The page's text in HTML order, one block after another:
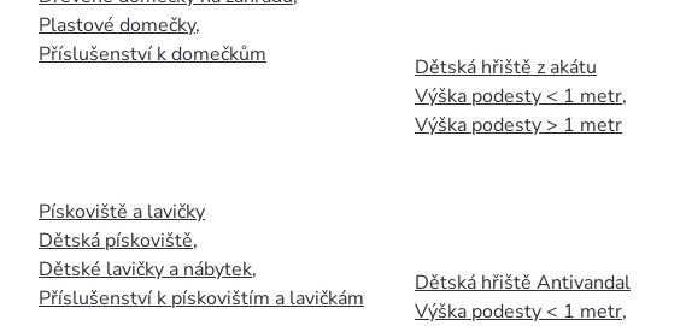
Plastové domečky,
Příslušenství k domečkům
Pískoviště a lavičky
Dětská pískoviště,
Dětské lavičky a nábytek,
Příslušenství k pískovištím a lavičkám
Dětská hřiště z akátu
Výška podesty < 1 metr,
Výška podesty > 1 metr
Dětská hřiště Antivandal
Výška podesty < 1 metr,